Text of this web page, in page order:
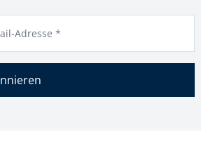
Adresse *